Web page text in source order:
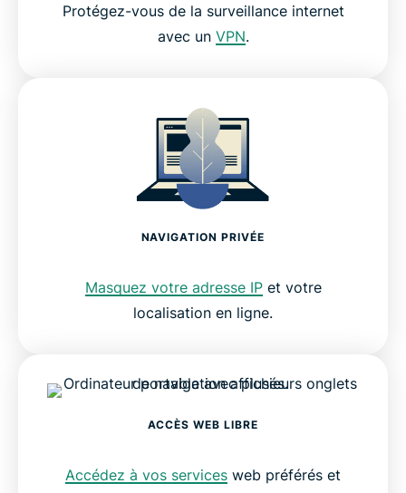
Protégez-vous de la surveillance internet
avec un VPN.
NAVIGATION PRIVÉE
Masquez votre adresse IPet votre
localisation en ligne.
ACCÈS WEB LIBRE
Accédez à vos services web préférés et